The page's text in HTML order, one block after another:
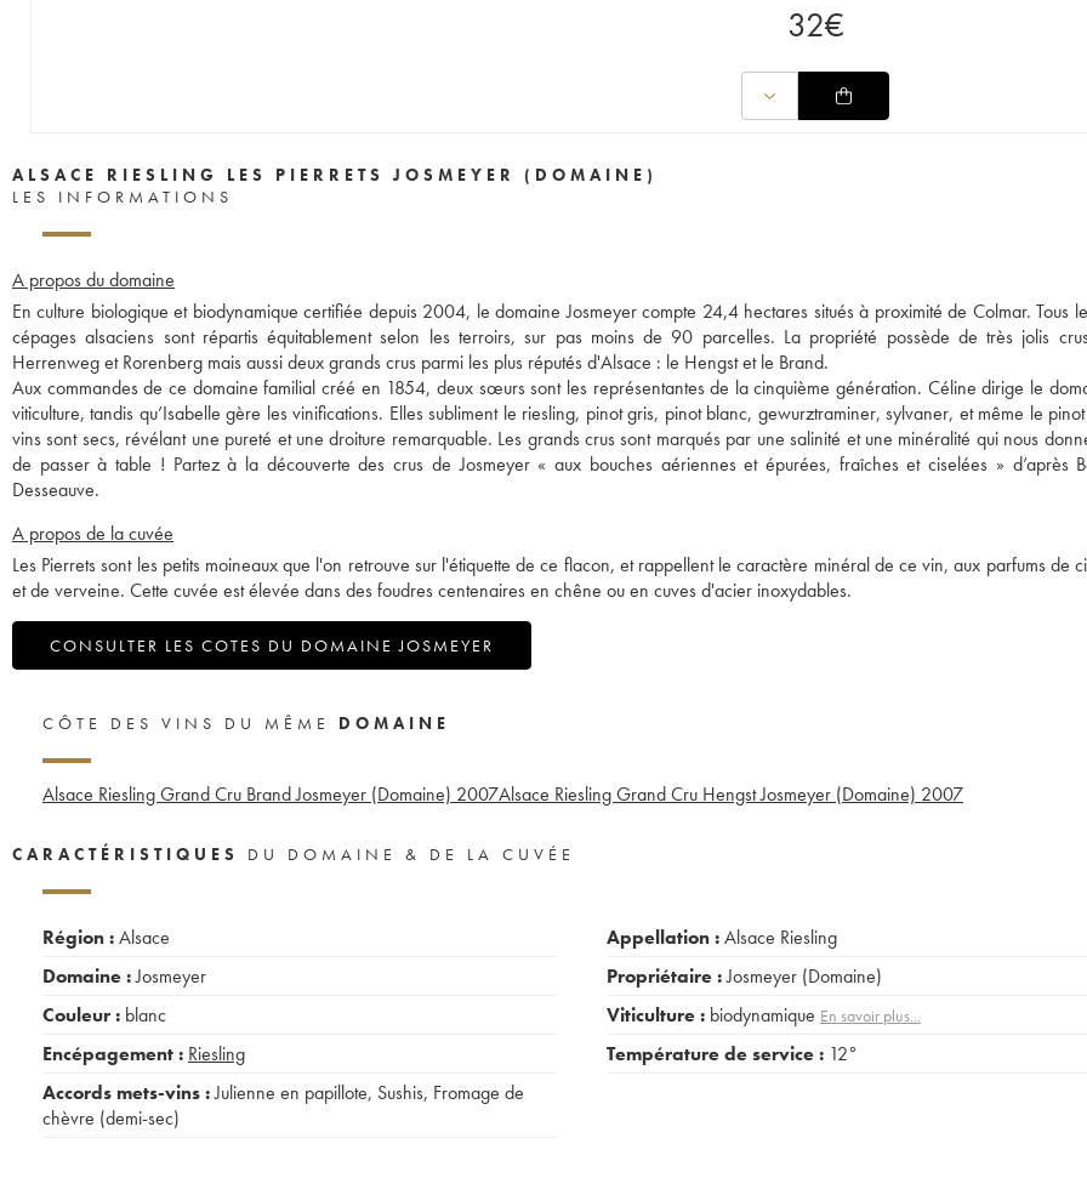
32€
ALSACE RIESLING LES PIERRETS JOSMEYER (DOMAINE)
LES INFORMATIONS
A propos du domaine
En culture biologique et biodynamique certifiée depuis 2004, le domaine Josmeyer compte 24,4 hectares situés à proximité de Colmar. Tous
cépages alsaciens sont répartis équitablement selon les terroirs, sur pas moins de 90 parcelles. La propriété possède de très jolis
Herrenweg et Rorenberg mais aussi deux grands crus parmi les plus réputés d'Alsace : le Hengst et le Brand.
Aux commandes de ce domaine familial créé en 1854, deux sœurs sont les représentantes de la cinquième génération. Céline dirige le
viticulture, tandis qu’Isabelle gère les vinifications. Elles subliment le riesling, pinot gris, pinot blanc, gewurztraminer, sylvaner, et même le
vins sont secs, révélant une pureté et une droiture remarquable. Les grands crus sont marqués par une salinité et une minéralité qui nous
de passer à table ! Partez à la découverte des crus de Josmeyer « aux bouches aériennes et épurées, fraîches et ciselées » d’après
Desseauve.
A propos de la cuvée
Les Pierrets sont les petits moineaux que l'on retrouve sur l'étiquette de ce flacon, et rappellent le caractère minéral de ce vin, aux parfums de
et de verveine. Cette cuvée est élevée dans des foudres centenaires en chêne ou en cuves d'acier inoxydables.
CONSULTER LES COTES DU DOMAINE JOSMEYER
CÔTE DES VINS DU MÊME DOMAINE
Alsace Riesling Grand Cru Brand Josmeyer (Domaine) 2007Alsace Riesling Grand Cru Hengst Josmeyer (Domaine) 2007
CARACTÉRISTIQUES DU DOMAINE & DE LA CUVÉE
Région :Alsace
Domaine :Josmeyer
Couleur : blanc
Encépagement : Riesling
Accords mets-vins :Julienne en papillote, Sushis, Fromage de
chèvre (demi-sec)
Appellation :Alsace Riesling
Propriétaire :Josmeyer (Domaine)
Viticulture : biodynamique En savoir plus...
Température de service : 12°